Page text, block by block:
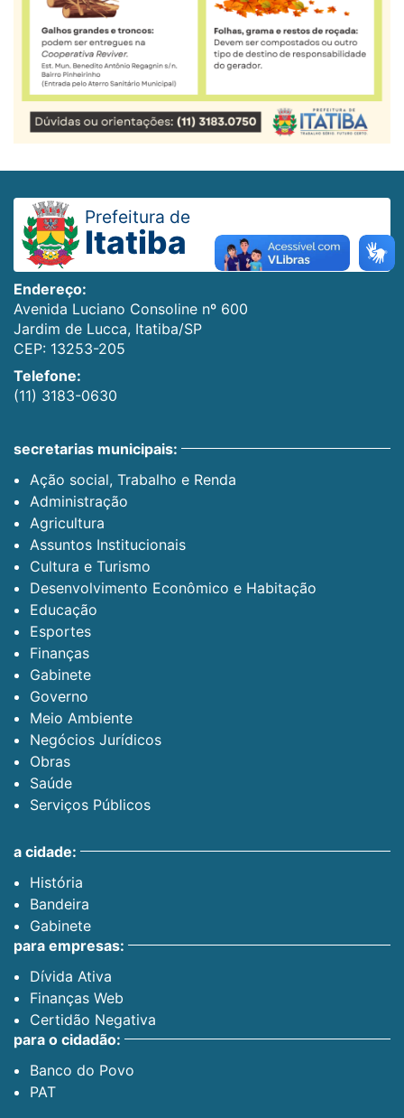
Prefeitura de
Itatiba
Endereço:
Avenida Luciano Consoline nº 600
Jardim de Lucca, Itatiba/SP
CEP: 13253-205
Telefone:
(11) 3183-0630
secretarias municipais:
Ação social, Trabalho e Renda
Administração
Agricultura
Assuntos Institucionais
Cultura e Turismo
Desenvolvimento Econômico e Habitação
Educação
Esportes
Finanças
Gabinete
Governo
Meio Ambiente
Negócios Jurídicos
Obras
Saúde
Serviços Públicos
a cidade:
História
Bandeira
Gabinete
para empresas:
Dívida Ativa
Finanças Web
Certidão Negativa
para o cidadão:
Banco do Povo
PAT